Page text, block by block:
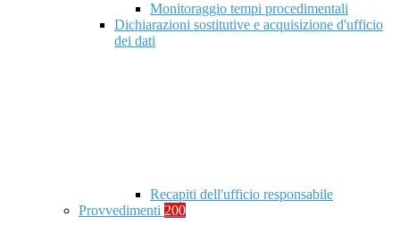
Monitoraggio tempi procedimentali
Dichiarazioni sostitutive e acquisizione d'ufficio
dei dati
Recapiti dell'ufficio responsabile
Provvedimenti 200